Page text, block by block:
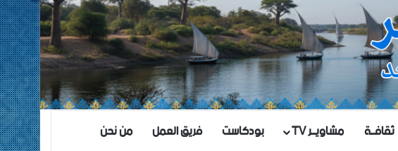
ثقافــة مشاويــر TV بودكاست فريق العمل من نحن